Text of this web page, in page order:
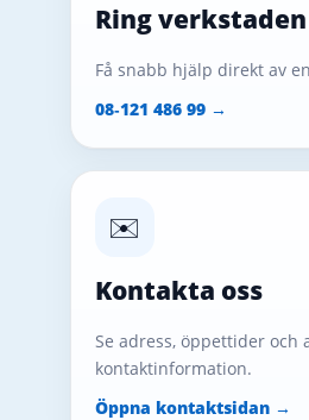
Ring verkstaden
Få snabb hjälp direkt av
08‑121 486 99 →
✉️
Kontakta oss
Se adress, öppettider och
kontaktinformation.
Öppna kontaktsidan →